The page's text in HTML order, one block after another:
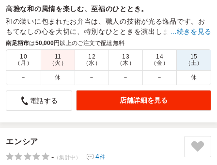
高雅な和の風情を楽しむ、至福のひととき。
和の装いに包まれたお弁当は、職人の技術が光る逸品です。お
もてなしの心を大切に、特別なひとときを演出します。
商品数： 65 締切日時： 2日前12:00 価格帯：
配達時間：
8:00～19:00
美味しかった
5.0 参天製薬株式会社
季節の副菜と焼肉弁当をいただきました。メインの焼肉は肉
節感があり、彩りも豊かで栄養バランスが考えられていると
感じました。ボリュームも十分で満足感が高く、午後の活力
につながるお弁当でした。また頼みたいです。
…続きを見る
南足柄市は50,000円 以上のご注文で配達無料
10
（月）
11
（火）
12
（水）
13
（木）
14
（金）
15
（土）
－ 休 － － － 休
電話する 店舗詳細を見る
エンシア
- （集計中） 4件